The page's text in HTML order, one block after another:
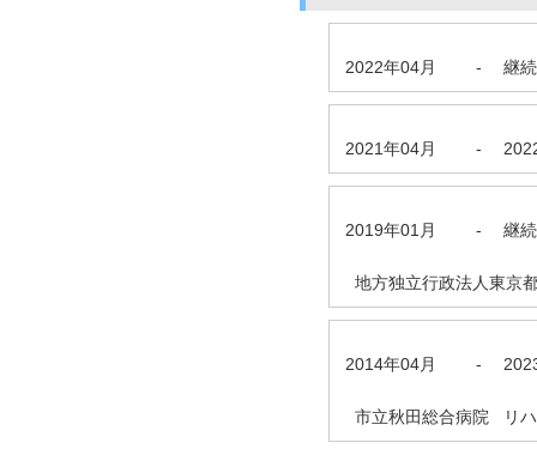
2022年04月 - 継
2021年04月 -
2019年01月 - 継
地方独立行政法人東京
2014年04月 -
市立秋田総合病院 リ